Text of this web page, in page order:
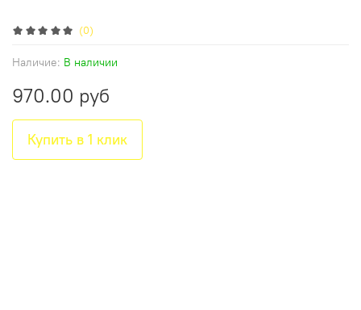
(0)
Наличие: В наличии
970.00 руб
Купить в 1 клик